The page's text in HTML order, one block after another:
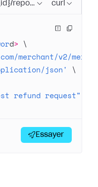
reports/transactions/
curl
d> \
merchant/v2/
json'
\
refund request"
Essayer